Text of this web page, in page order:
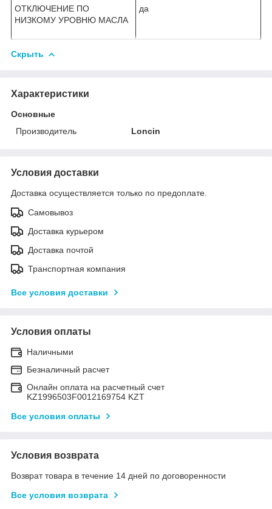
ОТКЛЮЧЕНИЕ ПО
НИЗКОМУ УРОВНЮ МАСЛА
да
Скрыть
Характеристики
Основные
Производитель
Loncin
Условия доставки
Доставка осуществляется только по предоплате.
Самовывоз
Доставка курьером
Доставка почтой
Транспортная компания
Все условия доставки
Условия оплаты
Наличными
Безналичный расчет
Онлайн оплата на расчетный счет
KZ1996503F0012169754 KZT
Все условия оплаты
Условия возврата
Возврат товара в течение 14 дней по договоренности
Все условия возврата